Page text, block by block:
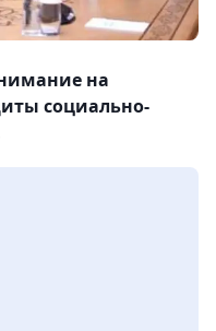
на
социально-